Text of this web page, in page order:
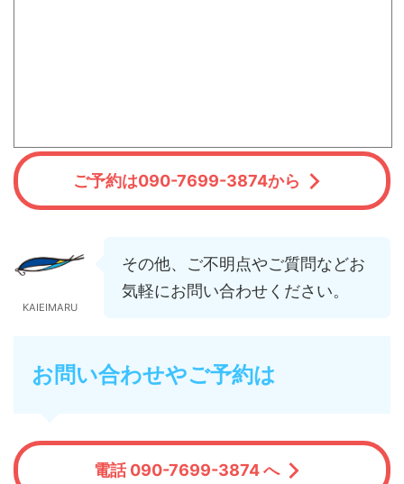
ご予約は090-7699-3874から
KAIEIMARU
その他、ご不明点やご質問などお
気軽にお問い合わせください。
お問い合わせやご予約は
電話 090-7699-3874 へ